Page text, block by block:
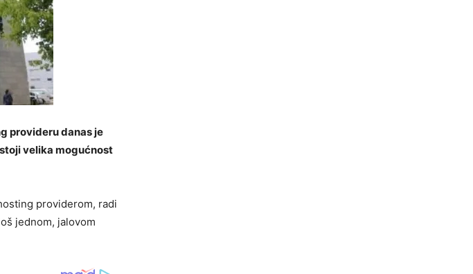
provideru danas je
velika mogućnost
providerom, radi
jednom, jalovom